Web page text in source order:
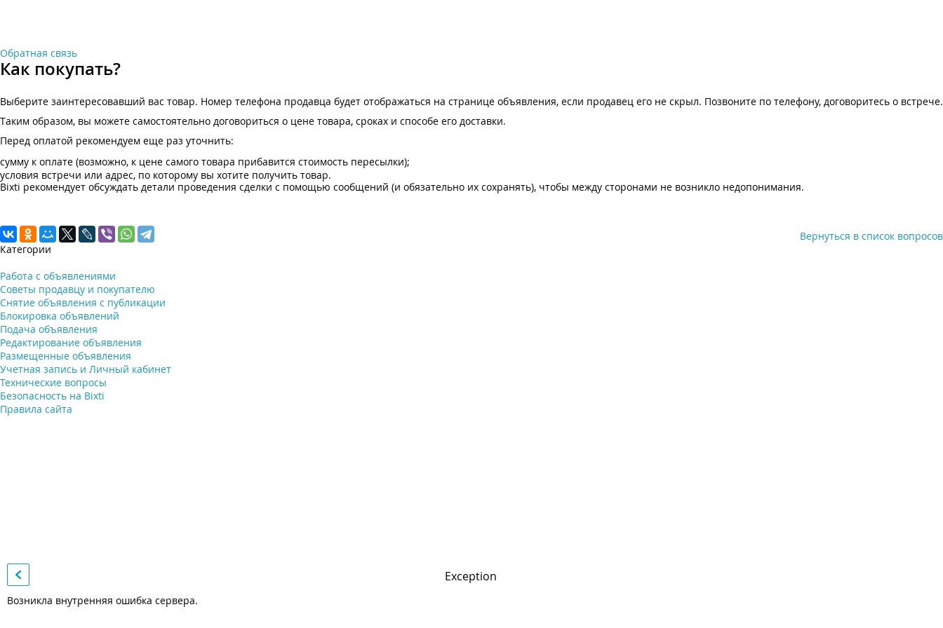
Обратная связь
Как покупать?
Выберите заинтересовавший вас товар. Номер телефона продавца будет отображаться на странице объявления, если продавец его не скрыл. Позвоните по телефону, договоритесь о встрече.
Таким образом, вы можете самостоятельно договориться о цене товара, сроках и способе его доставки.
Перед оплатой рекомендуем еще раз уточнить:
сумму к оплате (возможно, к цене самого товара прибавится стоимость пересылки);
условия встречи или адрес, по которому вы хотите получить товар.
Bixti рекомендует обсуждать детали проведения сделки с помощью сообщений (и обязательно их сохранять), чтобы между сторонами не возникло недопонимания.
Вернуться в список вопросов
Категории
Работа с объявлениями
Советы продавцу и покупателю
Снятие объявления с публикации
Блокировка объявлений
Подача объявления
Редактирование объявления
Размещенные объявления
Учетная запись и Личный кабинет
Технические вопросы
Безопасность на Bixti
Правила сайта
Exception
Возникла внутренняя ошибка сервера.